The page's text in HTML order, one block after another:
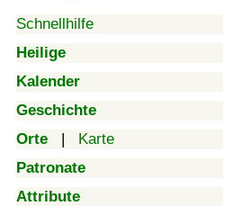
Schnellhilfe
Heilige
Kalender
Geschichte
Orte | Karte
Patronate
Attribute